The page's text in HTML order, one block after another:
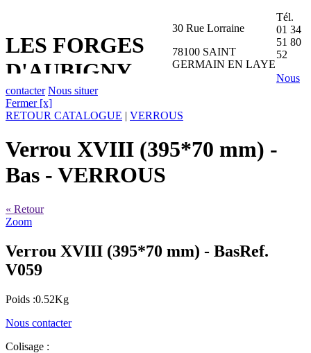
LES FORGES
D'AUBIGNY
30 Rue Lorraine
78100 SAINT
GERMAIN EN LAYE
Tél.
01 34
51 80
52
Nous
contacter Nous situer
Fermer [x]
RETOUR CATALOGUE | VERROUS
Verrou XVIII (395*70 mm) -
Bas - VERROUS
« Retour
Zoom
Verrou XVIII (395*70 mm) - BasRef.
V059
Poids :0.52Kg
Nous contacter
Colisage :